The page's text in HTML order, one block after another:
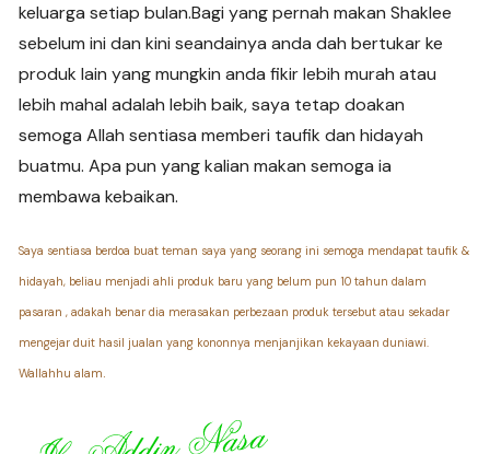
keluarga setiap bulan.Bagi yang pernah makan Shaklee
sebelum ini dan kini seandainya anda dah bertukar ke
produk lain yang mungkin anda fikir lebih murah atau
lebih mahal adalah lebih baik, saya tetap doakan
semoga Allah sentiasa memberi taufik dan hidayah
buatmu. Apa pun yang kalian makan semoga ia
membawa kebaikan.
Saya sentiasa berdoa buat teman saya yang seorang ini semoga mendapat taufik &
hidayah, beliau menjadi ahli produk baru yang belum pun 10 tahun dalam
pasaran , adakah benar dia merasakan perbezaan produk tersebut atau sekadar
mengejar duit hasil jualan yang kononnya menjanjikan kekayaan duniawi.
Wallahhu alam.